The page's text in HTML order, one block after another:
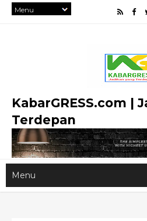
KabarGRESS.com |
Terdepan